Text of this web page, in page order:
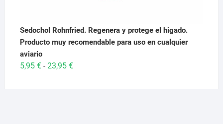
Sedochol Rohnfried. Regenera y protege el higado.
Producto muy recomendable para uso en cualquier
aviario
5,95 € - 23,95 €Rango